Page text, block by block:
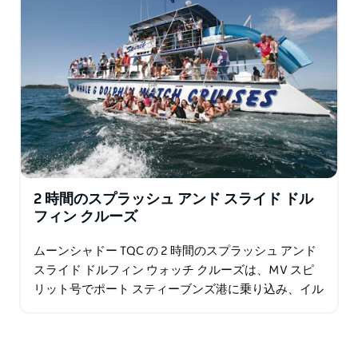
2 時間のスプラッシュ アンド スライド ドル
フィン クルーズ
ムーンシャドー TQC の 2 時間のスプラッシュ アンド
スライド ドルフィン ウォッチ クルーズは、MV スピ
リット号でポート スティーブンズ港に乗り込み、イル